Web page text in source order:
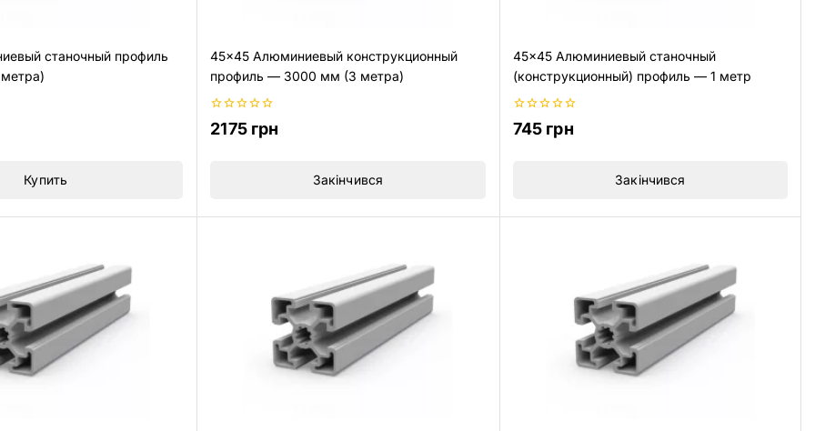
станочный профиль
Купить
45×45 Алюминиевый конструкционный
профиль — 3000 мм (3 метра)
0
из
2175 грн
Закінчився
45×45 Алюминиевый станочный
(конструкционный) профиль — 1 метр
0
из
745 грн
Закінчився